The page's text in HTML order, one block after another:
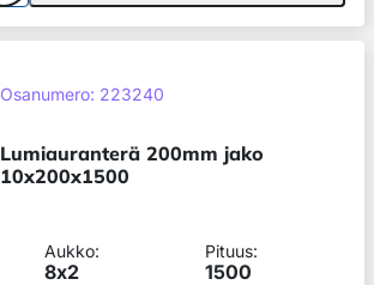
SKU:
Osanumero: 223240
Lumiauranterä 200mm jako
10x200x1500
Aukko:
8x2
Pituus:
1500